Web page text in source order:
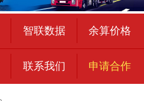
绍兴至全国
合作加盟
宜荣智联
智联数据 余算价格
联系我们 申请合作